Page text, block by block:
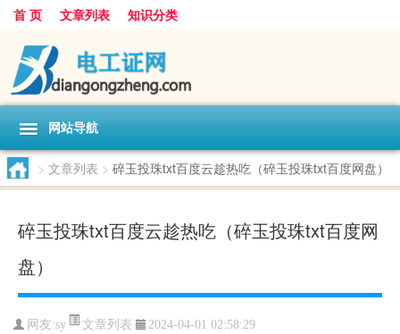
首 页 文章列表 知识分类
网站导航
> 文章列表 > 碎玉投珠txt百度云趁热吃（碎玉投珠txt百度网盘）
碎玉投珠txt百度云趁热吃（碎玉投珠txt百度网
盘）
网友:sy 文章列表 2024-04-01 02:58:29